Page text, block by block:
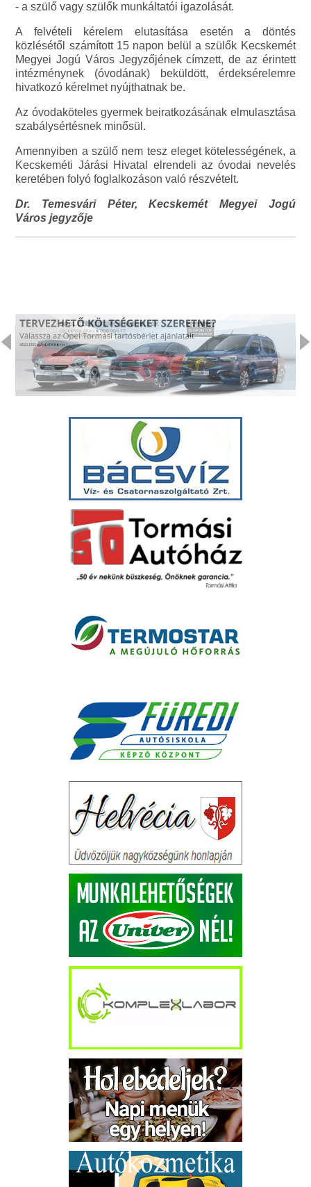
- a szülő vagy szülők munkáltatói igazolását.
A felvételi kérelem elutasítása esetén a döntés
közlésétől számított 15 napon belül a szülők Kecskemét
Megyei Jogú Város Jegyzőjének címzett, de az érintett
intézménynek (óvodának) beküldött, érdeksérelemre
hivatkozó kérelmet nyújthatnak be.
Az óvodaköteles gyermek beiratkozásának elmulasztása
szabálysértésnek minősül.
Amennyiben a szülő nem tesz eleget kötelességének, a
Kecskeméti Járási Hivatal elrendeli az óvodai nevelés
keretében folyó foglalkozáson való részvételt.
Dr. Temesvári Péter, Kecskemét Megyei Jogú
Városjegyzője